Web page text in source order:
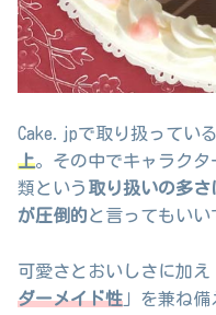
Cake.jpで取り扱ってい
上。その中でキャラク
類という 取り扱いの多
が圧倒的と言ってもいい
可愛さとおいしさに加え
ダーメイド性 」を兼ね